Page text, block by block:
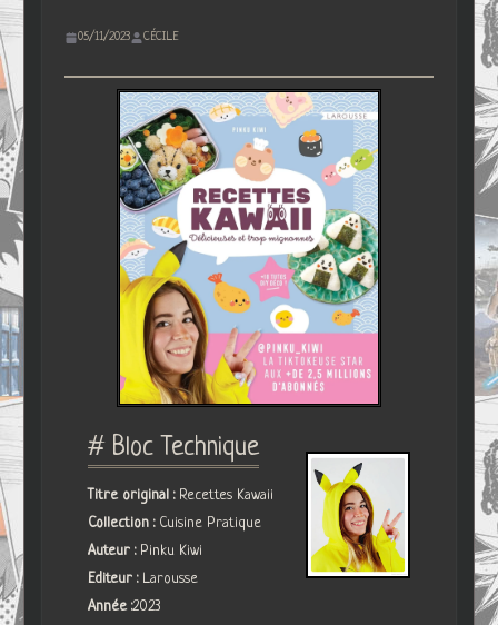
05/11/2023 CÉCILE
# Bloc Technique
Titre original : Recettes Kawaii
Collection : Cuisine Pratique
Auteur : Pinku Kiwi
Editeur : Larousse
Année :2023